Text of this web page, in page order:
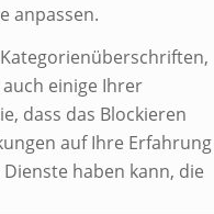
anpassen.
einige Ihrer
dass das Blockieren
auf Ihre Erfahrung
haben kann, die